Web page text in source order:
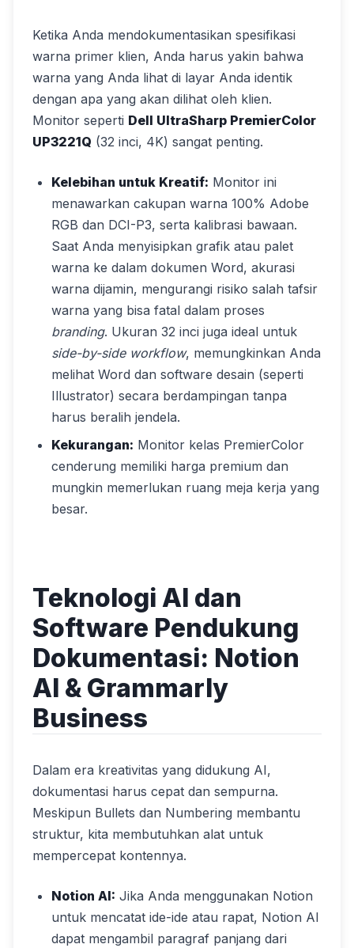
Ketika Anda mendokumentasikan spesifikasi
warna primer klien, Anda harus yakin bahwa
warna yang Anda lihat di layar Anda identik
dengan apa yang akan dilihat oleh klien.
Monitor seperti Dell UltraSharp PremierColor
UP3221Q (32 inci, 4K) sangat penting.
Kelebihan untuk Kreatif: Monitor ini
menawarkan cakupan warna 100% Adobe
RGB dan DCI-P3, serta kalibrasi bawaan.
Saat Anda menyisipkan grafik atau palet
warna ke dalam dokumen Word, akurasi
warna dijamin, mengurangi risiko salah tafsir
warna yang bisa fatal dalam proses
branding. Ukuran 32 inci juga ideal untuk
side-by-side workflow, memungkinkan Anda
melihat Word dan software desain (seperti
Illustrator) secara berdampingan tanpa
harus beralih jendela.
Kekurangan: Monitor kelas PremierColor
cenderung memiliki harga premium dan
mungkin memerlukan ruang meja kerja yang
besar.
Teknologi AI dan
Software Pendukung
Dokumentasi: Notion
AI & Grammarly
Business
Dalam era kreativitas yang didukung AI,
dokumentasi harus cepat dan sempurna.
Meskipun Bullets dan Numbering membantu
struktur, kita membutuhkan alat untuk
mempercepat kontennya.
Notion AI: Jika Anda menggunakan Notion
untuk mencatat ide-ide atau rapat, Notion AI
dapat mengambil paragraf panjang dari